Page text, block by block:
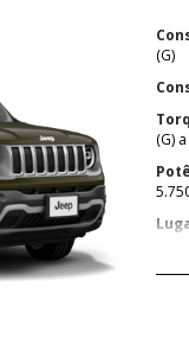
(G)
(G)